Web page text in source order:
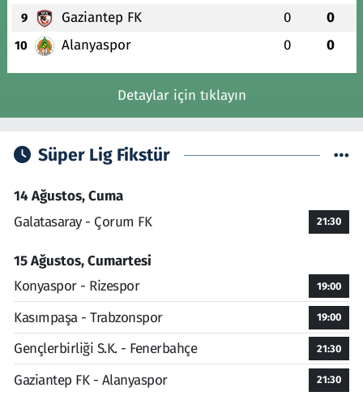
9 Gaziantep FK 0 0
10 Alanyaspor 0 0
Detaylar için tıklayın
Süper Lig Fikstür
14 Ağustos, Cuma
Galatasaray - Çorum FK
21:30
15 Ağustos, Cumartesi
Konyaspor - Rizespor
19:00
Kasımpaşa - Trabzonspor 19:00
Gençlerbirliği S.K. - Fenerbahçe 21:30
Gaziantep FK - Alanyaspor 21:30